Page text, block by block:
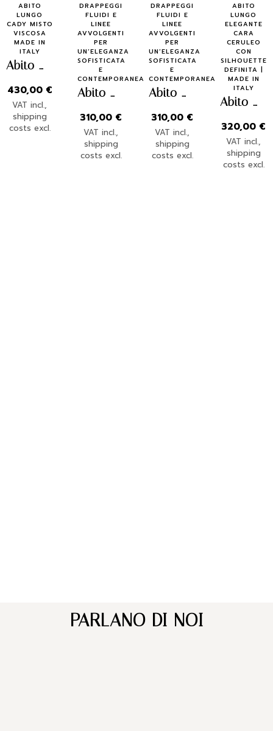
Quick
Buy
ABITO
LUNGO
CADY MISTO
VISCOSA
MADE IN
ITALY
Abito lungo MIA
430,00 €
VAT incl.,
shipping
costs excl.
Quick
Buy
DRAPPEGGI
FLUIDI E
LINEE
AVVOLGENTI
PER
UN’ELEGANZA
SOFISTICATA
E
CONTEMPORANEA
Abito Abbraccio – Rosa e Verde
310,00 €
VAT incl.,
shipping
costs excl.
Quick
Buy
DRAPPEGGI
FLUIDI E
LINEE
AVVOLGENTI
PER
UN’ELEGANZA
SOFISTICATA
E
CONTEMPORANEA
Abito Abbraccio – Argento e Ottanio
310,00 €
VAT incl.,
shipping
costs excl.
Quick
Buy
ABITO
LUNGO
ELEGANTE
CARA
CERULEO
CON
SILHOUETTE
DEFINITA |
MADE IN
ITALY
Abito Cara – Ceruleo
320,00 €
VAT incl.,
shipping
costs excl.
PARLANO DI NOI